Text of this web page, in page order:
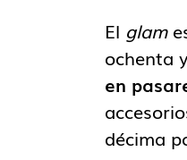
El glam
ochenta
en
décima